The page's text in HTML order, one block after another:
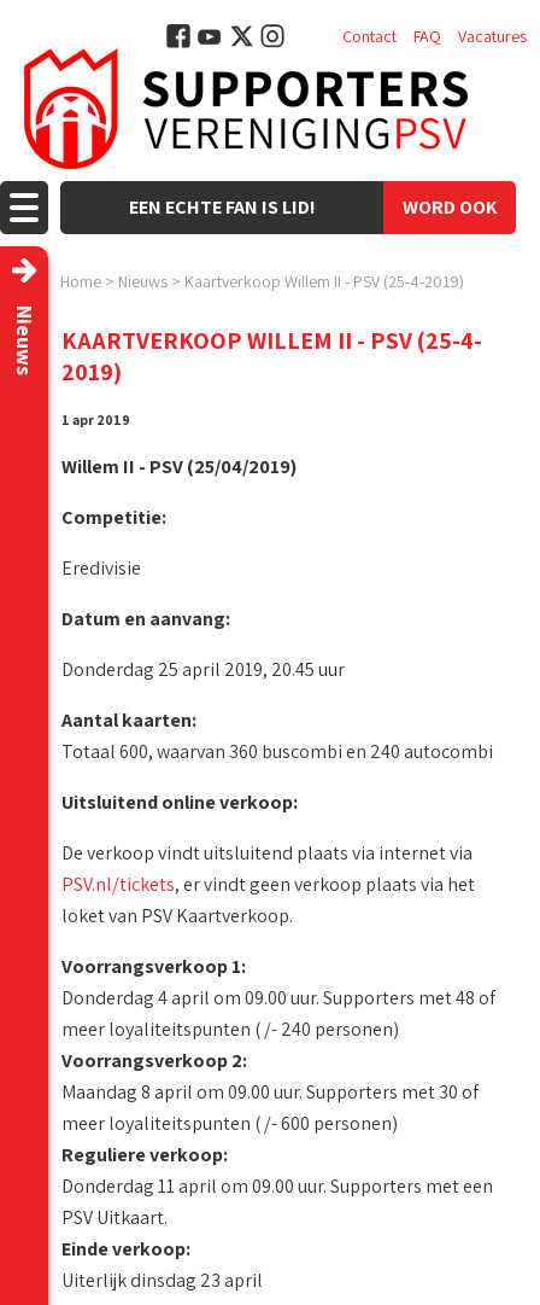
WORD OOK
EEN ECHTE FAN IS LID!
Contact FAQ Vacatures
Home > Nieuws > Kaartverkoop Willem II - PSV (25-4-2019)
Nieuws
KAARTVERKOOP WILLEM II - PSV (25-4-
2019)
1 apr 2019
Willem II - PSV (25/04/2019)
Competitie:
Eredivisie
Datum en aanvang:
Donderdag 25 april 2019, 20.45 uur
Aantal kaarten:
Totaal 600, waarvan 360 buscombi en 240 autocombi
Uitsluitend online verkoop:
De verkoop vindt uitsluitend plaats via internet via
PSV.nl/tickets, er vindt geen verkoop plaats via het
loket van PSV Kaartverkoop.
Voorrangsverkoop 1:
Donderdag 4 april om 09.00 uur. Supporters met 48 of
meer loyaliteitspunten ( /- 240 personen)
Voorrangsverkoop 2:
Maandag 8 april om 09.00 uur. Supporters met 30 of
meer loyaliteitspunten ( /- 600 personen)
Reguliere verkoop:
Donderdag 11 april om 09.00 uur. Supporters met een
PSV Uitkaart.
Einde verkoop:
Uiterlijk dinsdag 23 april